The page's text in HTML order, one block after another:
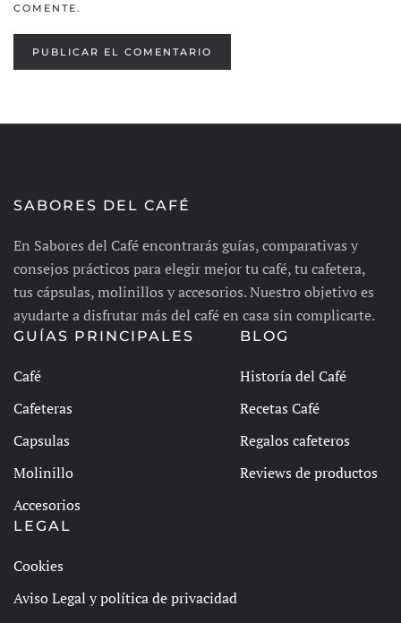
COMENTE.
PUBLICAR EL COMENTARIO
SABORES DEL CAFÉ
En Sabores del Café encontrarás guías, comparativas y
consejos prácticos para elegir mejor tu café, tu cafetera,
tus cápsulas, molinillos y accesorios. Nuestro objetivo es
ayudarte a disfrutar más del café en casa sin complicarte.
GUÍAS PRINCIPALES
Café
Cafeteras
Capsulas
Molinillo
Accesorios
BLOG
Historía del Café
Recetas Café
Regalos cafeteros
Reviews de productos
LEGAL
Cookies
Aviso Legal y política de privacidad